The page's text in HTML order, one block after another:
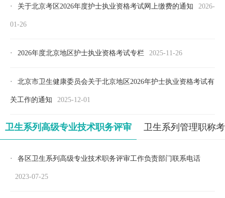
· 关于北京考区2026年度护士执业资格考试网上缴费的通知 2026-
01-26
· 2026年度北京地区护士执业资格考试专栏 2025-11-26
· 北京市卫生健康委员会关于北京地区2026年护士执业资格考试有
关工作的通知 2025-12-01
卫生系列高级专业技术职务评审 卫生系列管理职称
· 各区卫生系列高级专业技术职务评审工作负责部门联系电话
2023-07-25